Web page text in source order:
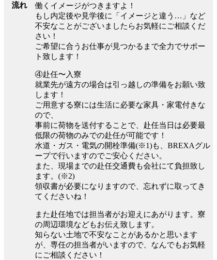
流れ
働くイメージがつきますよ！
もし内定後や見学後に「イメージと違う…」など
不安なことがございましたらお気軽にご相談くだ
さい！
ご希望に合うお仕事が見つかるまで全力でサポー
ト致します！
④赴任〜入寮
就業先が遠方の場合は引っ越しの準備をお願い致
します！
ご用意する寮には生活に必要な家具・家電付きな
ので、
事前に荷物を送付することで、赴任当日は必要最
低限の荷物のみでの赴任が可能です！
水道・ガス・電気の開栓準備(※1)も、BREXAグル
ープで行いますのでご安心ください。
また、現場までの赴任交通費も会社にて負担致し
ます。(※2)
領収書が必要になりますので、忘れずに取ってき
てくださいね！
また赴任地では担当者がお迎えにあがります。寮
の周辺環境などもお伝え致します。
知らない土地で不安なことがあるかと思います
が、専任の担当者がいますので、なんでもお気軽
にご相談ください！